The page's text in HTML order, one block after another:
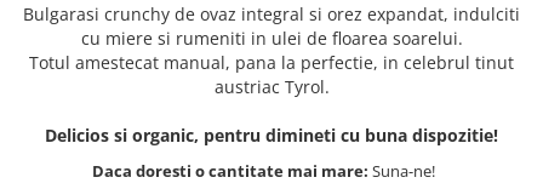
Bulgarasi crunchy de ovaz integral si orez expandat, indulciti
cu miere si rumeniti in ulei de floarea soarelui.
Totul amestecat manual, pana la perfectie, in celebrul tinut
austriac Tyrol.
Delicios si organic, pentru dimineti cu buna dispozitie!
Daca doresti o cantitate mai mare: Suna-ne!